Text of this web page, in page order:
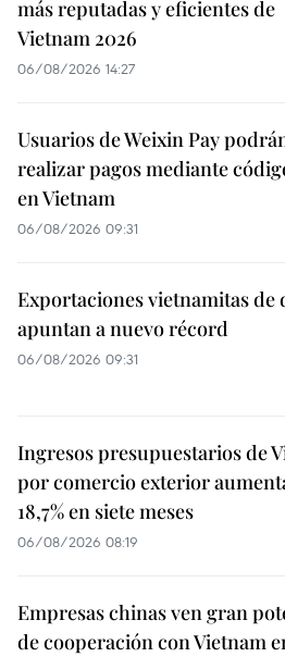
más reputadas y eficientes de
Vietnam 2026
06/08/2026 14:27
Usuarios de Weixin Pay
realizar pagos mediante
en Vietnam
06/08/2026 09:31
Exportaciones vietnamitas de
apuntan a nuevo récord
06/08/2026 09:31
Ingresos presupuestarios de
por comercio exterior
18,7% en siete meses
06/08/2026 08:19
Empresas chinas ven gran
de cooperación con Vietnam